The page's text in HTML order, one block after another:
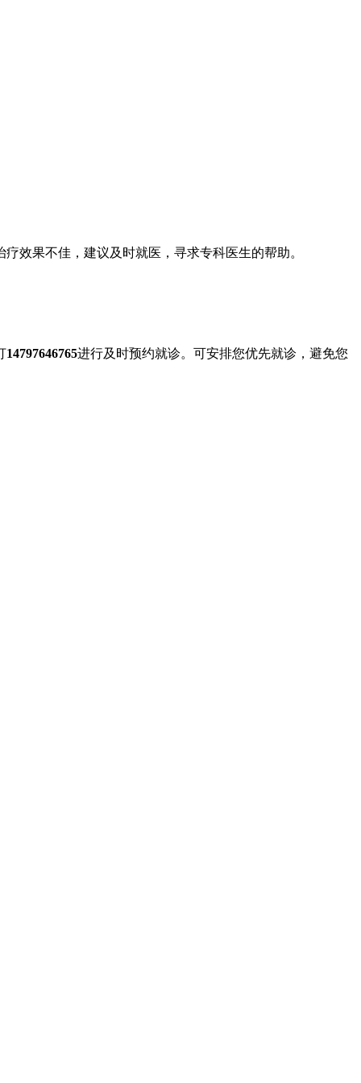
效果不佳，建议及时就医，寻求专科医生的帮助。
14797646765进行及时预约就诊。可安排您优先就诊，避免您